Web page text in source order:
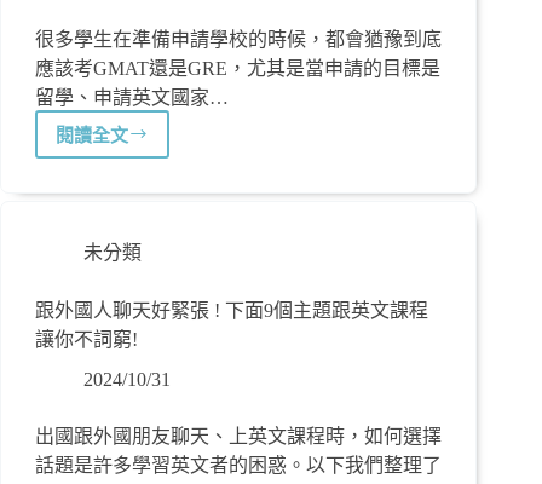
很多學生在準備申請學校的時候，都會猶豫到底
應該考GMAT還是GRE，尤其是當申請的目標是
留學、申請英文國家…
閱讀全文
未分類
跟外國人聊天好緊張 ! 下面9個主題跟英文課程
讓你不詞窮!
2024/10/31
出國跟外國朋友聊天、上英文課程時，如何選擇
話題是許多學習英文者的困惑。以下我們整理了